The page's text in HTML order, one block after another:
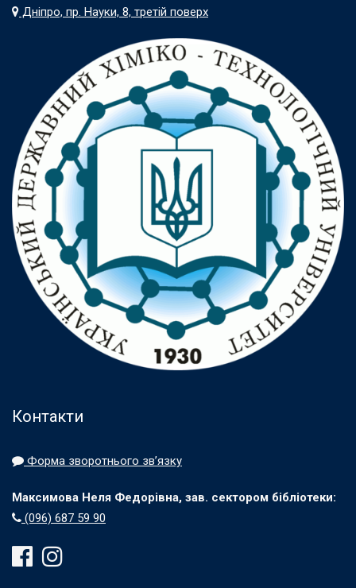
Дніпро, пр. Науки, 8, третій поверх
Контакти
Форма зворотнього зв’язку
Максимова Неля Федорівна, зав. сектором бібліотеки:
(096) 687 59 90